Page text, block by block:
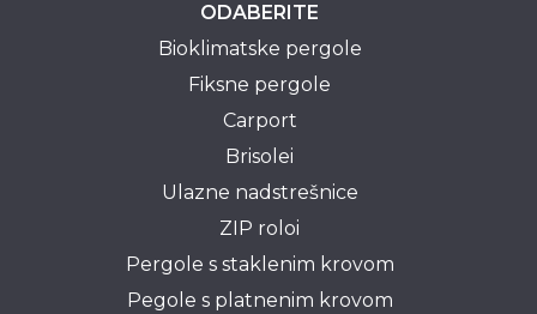
ODABERITE
Bioklimatske pergole
Fiksne pergole
Carport
Brisolei
Ulazne nadstrešnice
ZIP roloi
Pergole s staklenim krovom
Pegole s platnenim krovom